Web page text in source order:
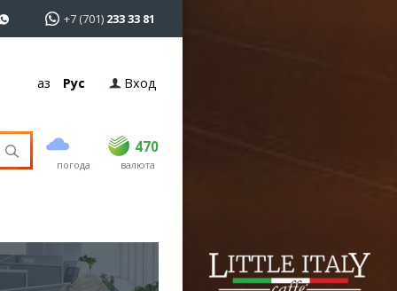
+7 (701) 233 33 81
Қаз Рус Вход
погода
470
USD 468.5 470
EUR валюта